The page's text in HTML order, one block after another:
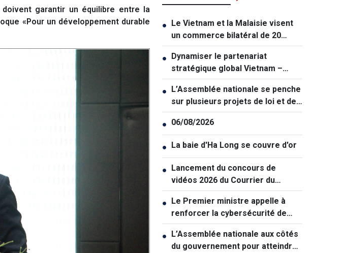
doivent garantir un équilibre entre la
«Pour un développement durable
● Le Vietnam et la Malaisie visent
un commerce bilatéral de 20
milliards de dollars
● Dynamiser le partenariat
stratégique global Vietnam –
Thaïlande
● L’Assemblée nationale se penche
sur plusieurs projets de loi et de
résolution majeurs
● 06/08/2026
● La baie d'Ha Long se couvre d'or
● Lancement du concours de
vidéos 2026 du Courrier du
Vietnam: "La paix et la jeunesse"
● Le Premier ministre appelle à
renforcer la cybersécurité de
manière coordonnée
● L’Assemblée nationale aux côtés
du gouvernement pour atteindre